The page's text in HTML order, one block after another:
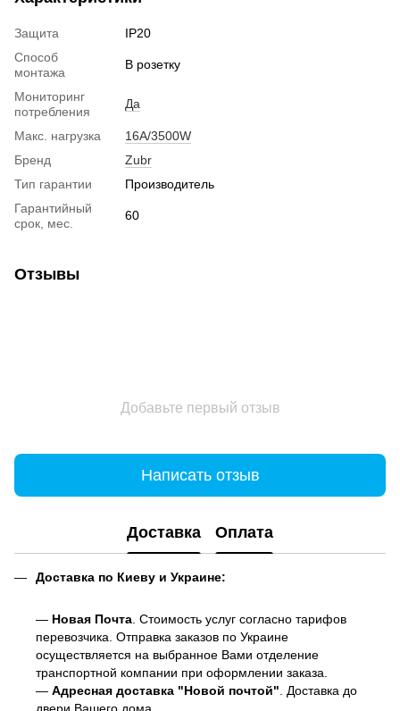
Защита
IP20
Способ
монтажа
В розетку
Мониторинг
потребления
Да
Макс. нагрузка
16A/3500W
Бренд
Zubr
Тип гарантии
Производитель
Гарантийный
срок, мес.
60
Отзывы
Добавьте первый отзыв
Написать отзыв
Доставка Оплата
Доставка по Киеву и Украине:
— Новая Почта . Стоимость услуг согласно тарифов
перевозчика. Отправка заказов по Украине
осуществляется на выбранное Вами отделение
транспортной компании при оформлении заказа.
— Адресная доставка "Новой почтой" . Доставка до